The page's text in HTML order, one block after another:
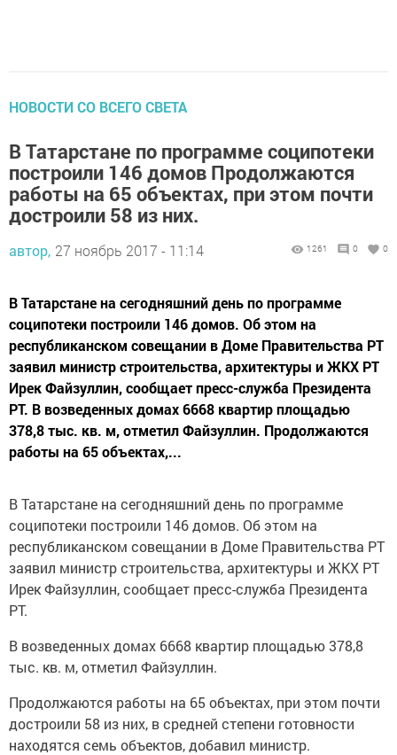
НОВОСТИ СО ВСЕГО СВЕТА
В Татарстане по программе соципотеки
построили 146 домов Продолжаются
работы на 65 объектах, при этом почти
достроили 58 из них.
автор, 27 ноябрь 2017 - 11:14 1261 0 0
В Татарстане на сегодняшний день по программе
соципотеки построили 146 домов. Об этом на
республиканском совещании в Доме Правительства РТ
заявил министр строительства, архитектуры и ЖКХ РТ
Ирек Файзуллин, сообщает пресс-служба Президента
РТ. В возведенных домах 6668 квартир площадью
378,8 тыс. кв. м, отметил Файзуллин. Продолжаются
работы на 65 объектах,...
В Татарстане на сегодняшний день по программе
соципотеки построили 146 домов. Об этом на
республиканском совещании в Доме Правительства РТ
заявил министр строительства, архитектуры и ЖКХ РТ
Ирек Файзуллин, сообщает пресс-служба Президента
РТ.
В возведенных домах 6668 квартир площадью 378,8
тыс. кв. м, отметил Файзуллин.
Продолжаются работы на 65 объектах, при этом почти
достроили 58 из них, в средней степени готовности
находятся семь объектов, добавил министр.